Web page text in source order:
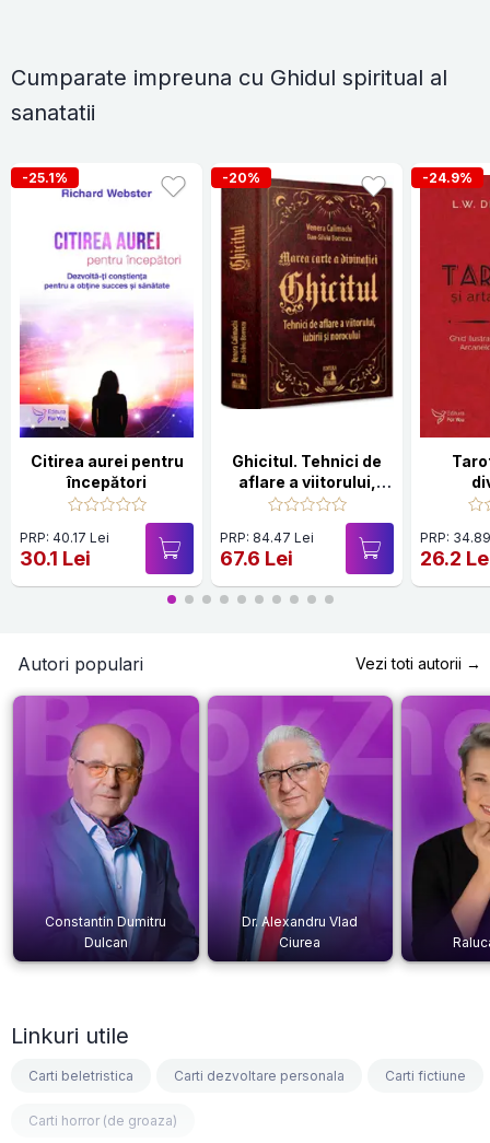
Cumparate impreuna cu Ghidul spiritual al
sanatatii
-25.1%
Citirea aurei pentru
începători
PRP: 40.17 Lei
30.1 Lei
-20%
Ghicitul. Tehnici de
aflare a viitorului,
iubirii si norocului
PRP: 84.47 Lei
67.6 Lei
-24.9%
PRP:
26.2
Autori populari Vezi toti autorii →
Constantin Dumitru
Dulcan
Dr. Alexandru Vlad
Ciurea
Linkuri utile
Carti beletristica Carti dezvoltare personala Carti fictiune
Carti horror (de groaza)